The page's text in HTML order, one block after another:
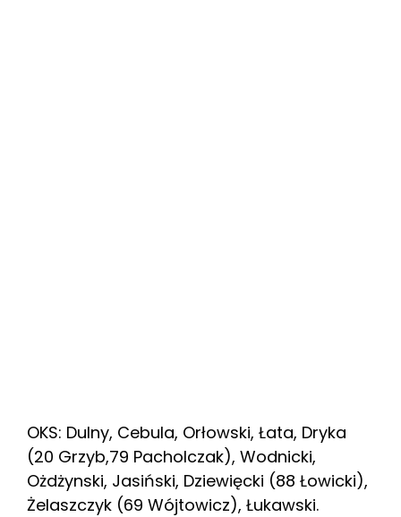
OKS: Dulny, Cebula, Orłowski, Łata, Dryka
(20 Grzyb,79 Pacholczak), Wodnicki,
Ożdżynski, Jasiński, Dziewięcki (88 Łowicki),
Żelaszczyk (69 Wójtowicz), Łukawski.